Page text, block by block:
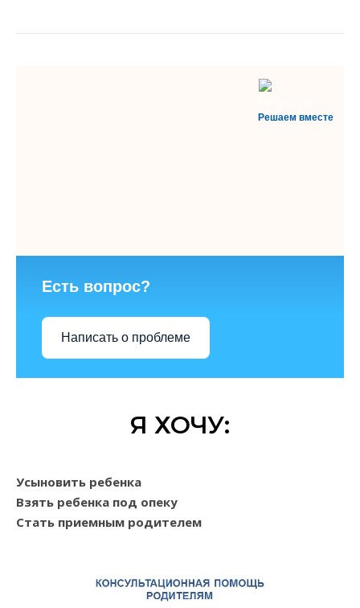
Решаем вместе
Есть вопрос?
Написать о проблеме
Я ХОЧУ:
Усыновить ребенка
Взять ребенка под опеку
Стать приемным родителем